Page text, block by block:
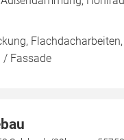
/ Fassade